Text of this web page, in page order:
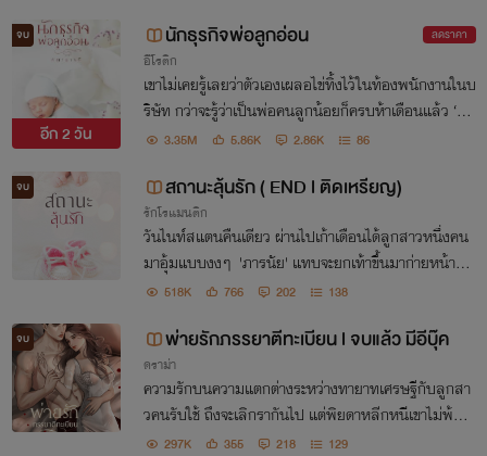
จบ
อีก2 วัน
นักธุรกิจพ่อลูกอ่อน ลดราคา
อีโรติก
เขาไม่เคยรู้เลยว่าตัวเองเผลอไข่ทิ้งไว้ในท้องพนักงานในบ
ริษัท กว่าจะรู้ว่าเป็นพ่อคนลูกน้อยก็ครบห้าเดือนแล้ว ‘ร
ณภพ’ หัวเสียฉีกผลตรวจดีเอ็นเอทิ้ง ไม่อยากเชื่อ ทว่าเขา
3.35M 5.86K 2.86K 86
จบ สถานะลุ้นรัก ( END l ติดเหรียญ)
รักโรแมนติก
วันไนท์สแตนคืนเดียว ผ่านไปเก้าเดือนได้ลูกสาวหนึ่งคน
มาอุ้มแบบงงๆ 'ภารนัย' แทบจะยกเท้าขึ้นมาก่ายหน้าผา
ก แม่ของลูกยังเรียนมหาวิทยาลัยอยู่เลย เห็นแก่ที่หล่อน
518K 766 202 138
จบ พ่ายรักภรรยาตีทะเบียน l จบแล้ว มีอีบุ๊ค
ดราม่า
ความรักบนความแตกต่างระหว่างทายาทเศรษฐีกับลูกสา
วคนรับใช้ ถึงจะเลิกรากันไป แต่พิยดาหลีกหนีเขาไม่พ้น
หัวใจของหล่อนฝากไว้กับเขาตั้งแต่เมื่อ 9 ปี
297K 355 218 129